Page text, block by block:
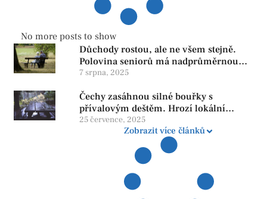
No more posts to show
Důchody rostou, ale ne všem stejně.
Polovina seniorů má nadprůměrnou
penzi, tisíce však žijí pod hranicí
reformy
7 srpna, 2025
Čechy zasáhnou silné bouřky s
přívalovým deštěm. Hrozí lokální
zatopení
25 července, 2025
Zobrazit více článků